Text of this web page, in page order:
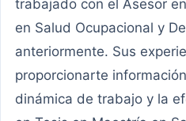
trabajado con el Asesor
en Salud Ocupacional y
anteriormente. Sus
proporcionarte
dinámica de trabajo y la